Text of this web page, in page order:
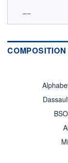
OPCVM
CATÉGORIE
Actions Zone